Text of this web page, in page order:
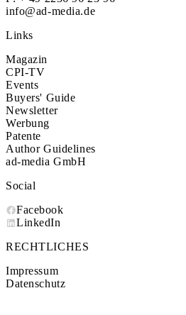
info@ad-media.de
Links
Magazin
CPI-TV
Events
Buyers' Guide
Newsletter
Werbung
Patente
Author Guidelines
ad-media GmbH
Social
Facebook
LinkedIn
RECHTLICHES
Impressum
Datenschutz